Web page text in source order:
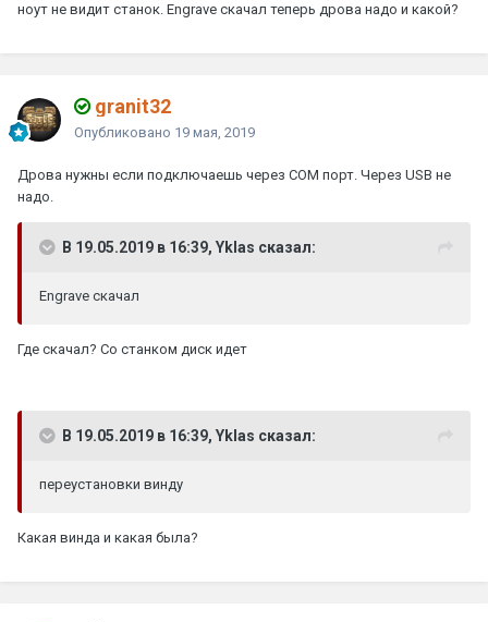
ноут не видит станок. Engrave скачал теперь дрова надо и какой?
granit32
Опубликовано 19 мая, 2019
Дрова нужны если подключаешь через COM порт. Через USB не
надо.
В 19.05.2019 в 16:39, Yklas сказал:
Engrave скачал
Где скачал? Со станком диск идет
В 19.05.2019 в 16:39, Yklas сказал:
переустановки винду
Какая винда и какая была?